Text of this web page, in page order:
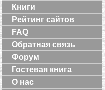
Книги
Рейтинг сайтов
FAQ
Обратная связь
Форум
Гостевая книга
О нас